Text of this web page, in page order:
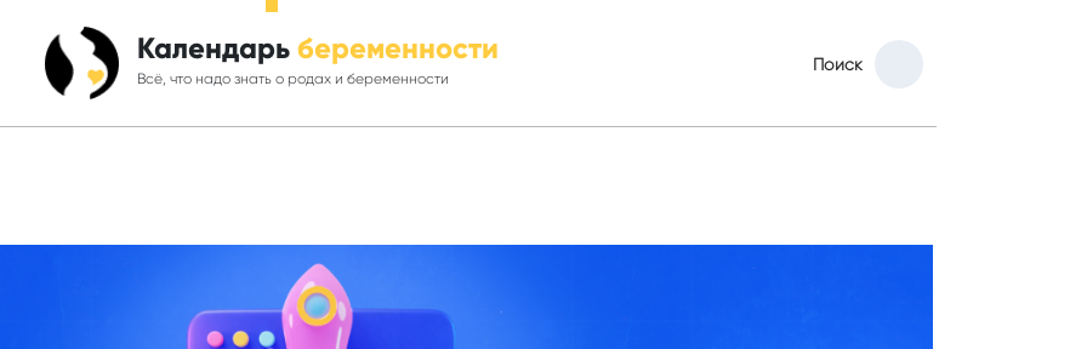
Календарь беременности
Всё, что надо знать о родах и беременности
Поиск